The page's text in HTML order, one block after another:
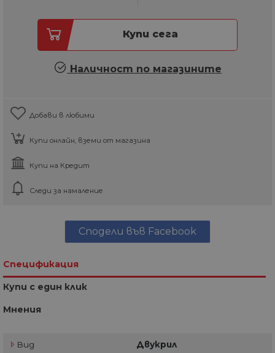
Купи сега
Наличност по магазините
Добави в любими
Купи онлайн, вземи от магазина
Купи на Кредит
Следи за намаление
Сподели във Facebook
Спецификация
Купи с един клик
Мнения
Вид Двукрил